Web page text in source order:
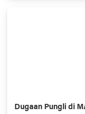
Dugaan Pungli di